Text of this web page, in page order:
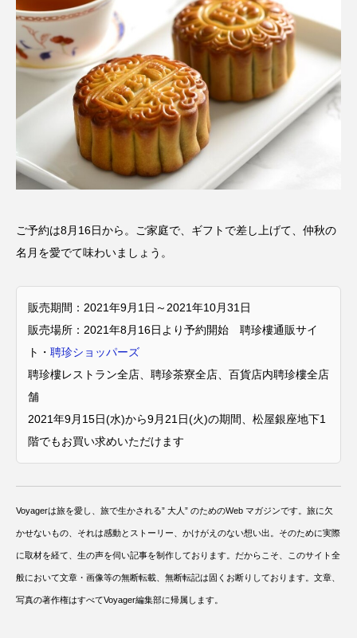
ご予約は8月16日から。ご家庭で、ギフトで差し上げて、仲秋の
名月を愛でて味わいましょう。
販売期間：2021年9月1日～2021年10月31日
販売場所：2021年8月16日より予約開始 聘珍樓通販サイ
ト・ 聘珍ショッパーズ
聘珍樓レストラン全店、聘珍茶寮全店、百貨店内聘珍樓全店
舗
2021年9月15日(水)から9月21日(火)の期間、松屋銀座地下1
階でもお買い求めいただけます
Voyagerは旅を愛し、旅で生かされる” 大人” のためのWeb マガジンです。旅に欠
かせないもの、それは感動とストーリー、かけがえのない想い出。そのために実際
に取材を経て、生の声を伺い記事を制作しております。だからこそ、このサイト全
般において文章・画像等の無断転載、無断転記は固くお断りしております。文章、
写真の著作権はすべてVoyager編集部に帰属します。